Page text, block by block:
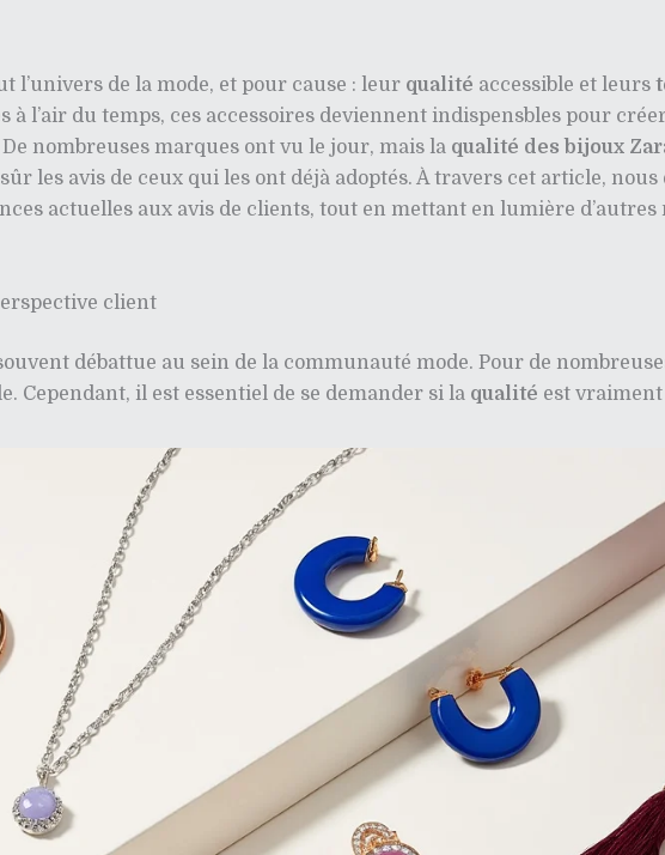
l’univers de la mode, et pour cause : leur qualité accessible et leurs
l’air du temps, ces accessoires deviennent indispensbles pour
nombreuses marques ont vu le jour, mais la qualité des bijoux
les avis de ceux qui les ont déjà adoptés. À travers cet article,
actuelles aux avis de clients, tout en mettant en lumière
client
débattue au sein de la communauté mode. Pour de
Cependant, il est essentiel de se demander si la qualité est